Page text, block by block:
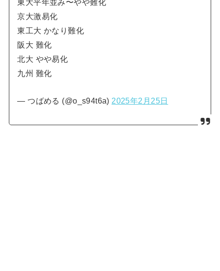
東大平年並み〜やや難化
京大激易化
東工大 かなり難化
阪大 難化
北大 やや易化
九州 難化
— つばめる (@o_s94t6a) 2025年2月25日